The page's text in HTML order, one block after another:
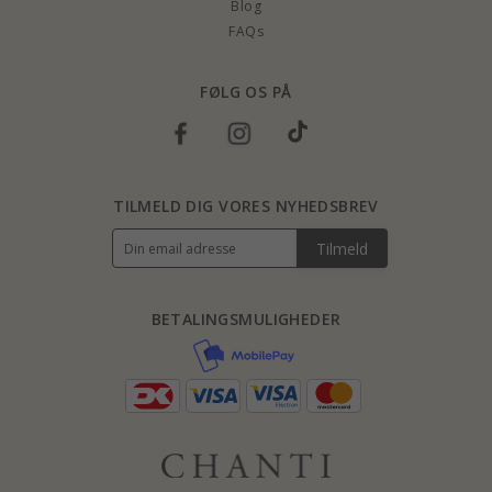
Blog
FAQs
FØLG OS PÅ
BETALINGSMULIGHEDER
TILMELD DIG VORES NYHEDSBREV
Tilmeld